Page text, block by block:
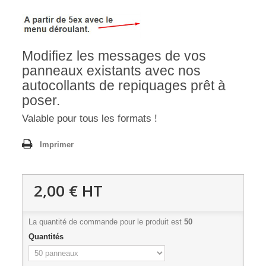
Modifiez les messages de vos
panneaux existants avec nos
autocollants de repiquages prêt à
poser.
Valable pour tous les formats !
Imprimer
2,00 € HT
La quantité de commande pour le produit est 50
Quantités